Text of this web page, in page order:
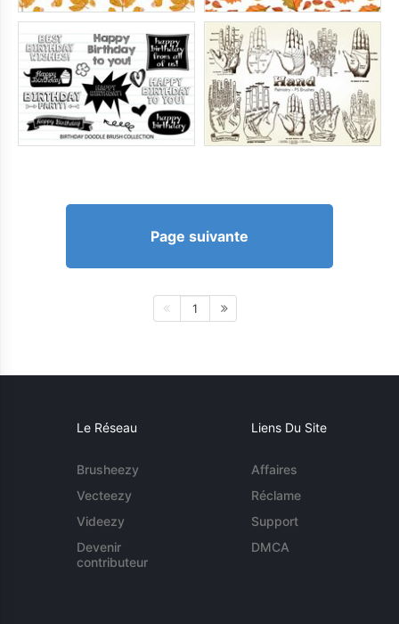
Page suivante
1
Le Réseau
Brusheezy
Vecteezy
Videezy
Devenir
contributeur
Liens Du Site
Affaires
Réclame
Support
DMCA